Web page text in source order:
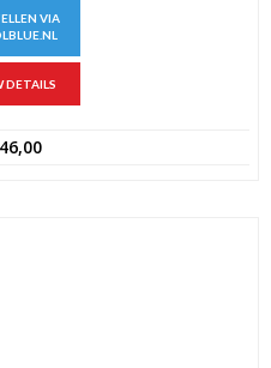
VIA
DETAILS